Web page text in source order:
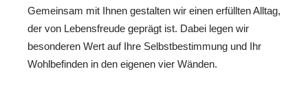
Gemeinsam mit Ihnen gestalten wir einen erfüllten Alltag,
der von Lebensfreude geprägt ist. Dabei legen wir
besonderen Wert auf Ihre Selbstbestimmung und Ihr
Wohlbefinden in den eigenen vier Wänden.